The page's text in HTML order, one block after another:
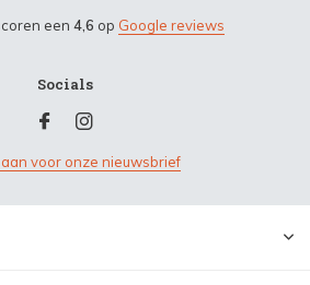
een 4,6 op Google reviews
Socials
voor onze nieuwsbrief